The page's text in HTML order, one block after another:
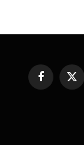
FacebookX